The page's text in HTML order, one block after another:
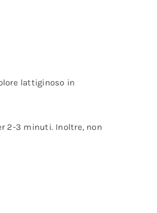
lattiginoso in
2-3 minuti. Inoltre, non